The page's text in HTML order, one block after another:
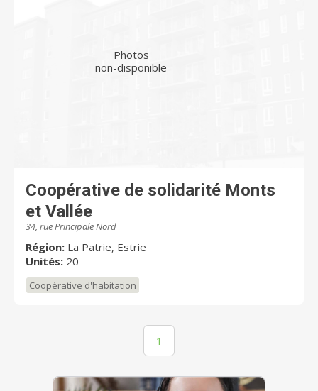
Photos
non-disponible
Coopérative de solidarité Monts
et Vallée
34, rue Principale Nord
Région: La Patrie, Estrie
Unités: 20
Coopérative d'habitation
1